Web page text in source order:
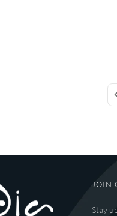
JOIN
Stay